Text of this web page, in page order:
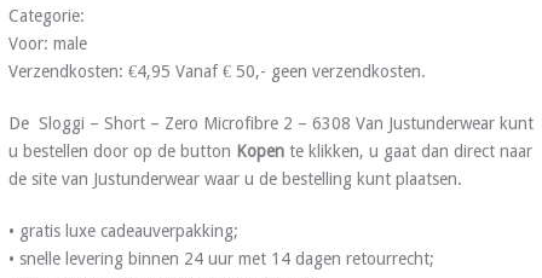
Categorie:
Voor: male
Verzendkosten: €4,95 Vanaf € 50,- geen verzendkosten.
De Sloggi – Short – Zero Microfibre 2 – 6308 Van Justunderwear kunt
u bestellen door op de button Kopente klikken, u gaat dan direct naar
de site van Justunderwear waar u de bestelling kunt plaatsen.
• gratis luxe cadeauverpakking;
• snelle levering binnen 24 uur met 14 dagen retourrecht;